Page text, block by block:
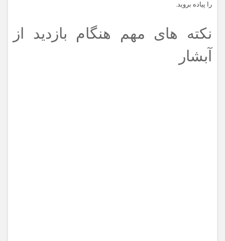
را پیاده بروید.
نکته های مهم هنگام بازدید از
آبشار